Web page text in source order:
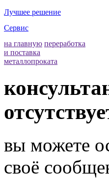
Лучшее решение
Сервис
на главную переработка
и поставка
металлопроката
вы можете
своё